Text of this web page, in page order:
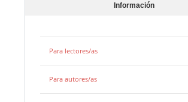
Información
Para lectores/as
Para autores/as